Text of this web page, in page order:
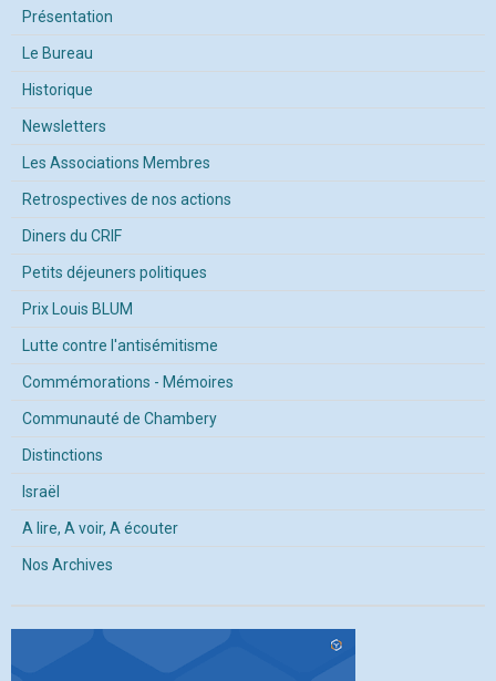
Présentation
Le Bureau
Historique
Newsletters
Les Associations Membres
Retrospectives de nos actions
Diners du CRIF
Petits déjeuners politiques
Prix Louis BLUM
Lutte contre l'antisémitisme
Commémorations - Mémoires
Communauté de Chambery
Distinctions
Israël
A lire, A voir, A écouter
Nos Archives